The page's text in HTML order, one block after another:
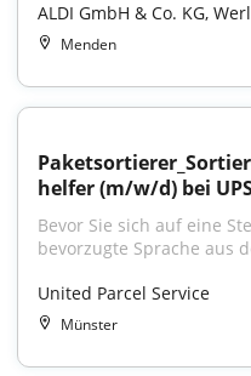
ALDI GmbH & Co. KG, Werl
Menden
helfer (m/w/d) bei
Bevor Sie sich auf eine
bevorzugte Sprache aus
United Parcel Service
Münster